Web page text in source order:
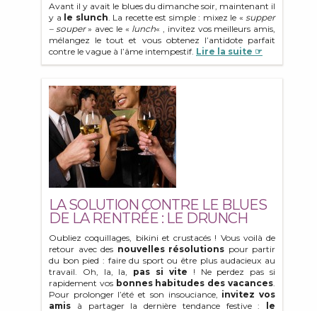
Avant il y avait le blues du dimanche soir, maintenant il
y a le slunch. La recette est simple : mixez le « supper
– souper» avec le « lunch« , invitez vos meilleurs amis,
mélangez le tout et vous obtenez l’antidote parfait
contre le vague à l’âme intempestif. Lire la suite ☞
LA SOLUTION CONTRE LE BLUES
DE LA RENTRÉE : LE DRUNCH
Oubliez coquillages, bikini et crustacés ! Vous voilà de
retour avec des nouvelles résolutions pour partir
du bon pied : faire du sport ou être plus audacieux au
travail. Oh, la, la, pas si vite ! Ne perdez pas si
rapidement vos bonnes habitudes des vacances.
Pour prolonger l’été et son insouciance, invitez vos
amis à partager la dernière tendance festive : le